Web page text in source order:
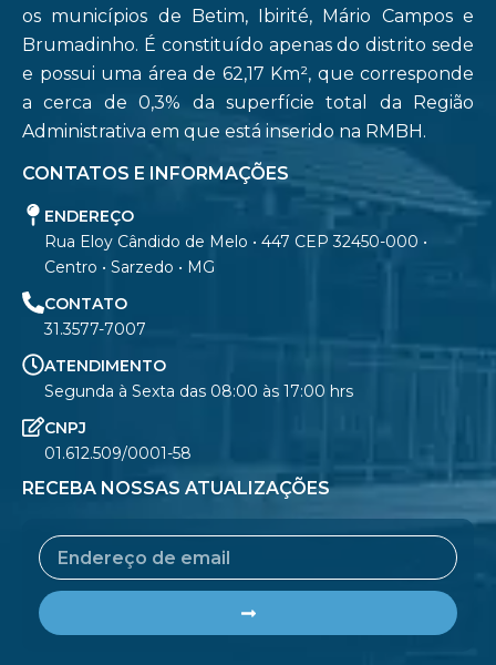
os municípios de Betim, Ibirité, Mário Campos e
Brumadinho. É constituído apenas do distrito sede
e possui uma área de 62,17 Km², que corresponde
a cerca de 0,3% da superfície total da Região
Administrativa em que está inserido na RMBH.
CONTATOS E INFORMAÇÕES
ENDEREÇO
Rua Eloy Cândido de Melo • 447 CEP 32450-000 •
Centro • Sarzedo • MG
CONTATO
31.3577-7007
ATENDIMENTO
Segunda à Sexta das 08:00 às 17:00 hrs
CNPJ
01.612.509/0001-58
RECEBA NOSSAS ATUALIZAÇÕES
Email